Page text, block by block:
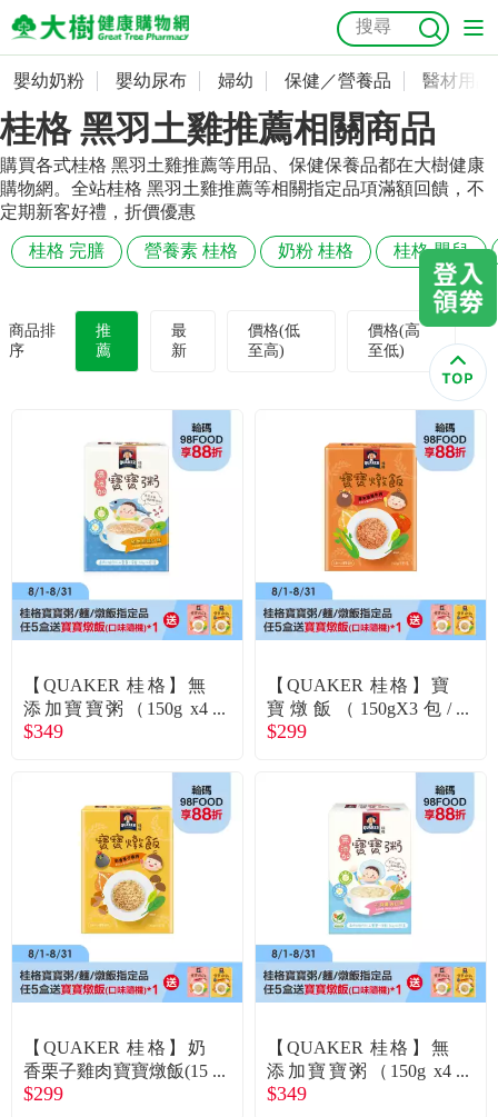
嬰幼奶粉
嬰幼尿布
婦幼
保健／營養品
醫材用品
美容／個人清潔
食品／健康食補
名人嚴選
優惠活動
會員專區
常見問題
折價券、紅利說明
抗菌 尿布 大樹獨家 益生菌 魚油 幼兒米餅 貓砂
奶瓶奶嘴
會員資料及密碼修改
常用收件人清單
訂單查詢
收藏清單
紅利點數查詢
優惠券查詢
嬰幼奶粉 嬰幼尿布 婦幼 保健／營養品 醫材用品
桂格 黑羽土雞推薦相關商品
購買各式桂格 黑羽土雞推薦等用品、保健保養品都在大樹健康
購物網。全站桂格 黑羽土雞推薦等相關指定品項滿額回饋，不
定期新客好禮，折價優惠
桂格 完膳 營養素 桂格 奶粉 桂格 桂格 嬰兒
商品排
序
推
薦
最
新
價格(低
至高)
價格(高
至低)
【QUAKER 桂格】無
添加寶寶粥（150g x4
包/盒）鮭魚鮮蔬
$349
【QUAKER 桂格】寶
寶燉飯（150gX3包/
盒）羅宋甜椒牛肉
$299
【QUAKER 桂格】奶
香栗子雞肉寶寶燉飯(15
0Gx3包/盒)
$299
【QUAKER 桂格】無
添加寶寶粥（150g x4
包/盒）干貝雞肉
$349